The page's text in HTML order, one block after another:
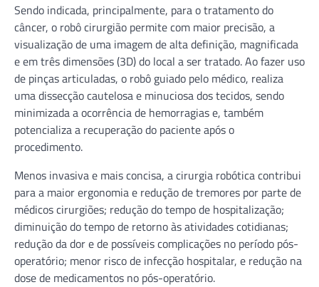
Sendo indicada, principalmente, para o tratamento do
câncer, o robô cirurgião permite com maior precisão, a
visualização de uma imagem de alta definição, magnificada
e em três dimensões (3D) do local a ser tratado. Ao fazer uso
de pinças articuladas, o robô guiado pelo médico, realiza
uma dissecção cautelosa e minuciosa dos tecidos, sendo
minimizada a ocorrência de hemorragias e, também
potencializa a recuperação do paciente após o
procedimento.
Menos invasiva e mais concisa, a cirurgia robótica contribui
para a maior ergonomia e redução de tremores por parte de
médicos cirurgiões; redução do tempo de hospitalização;
diminuição do tempo de retorno às atividades cotidianas;
redução da dor e de possíveis complicações no período pós-
operatório; menor risco de infecção hospitalar, e redução na
dose de medicamentos no pós-operatório.